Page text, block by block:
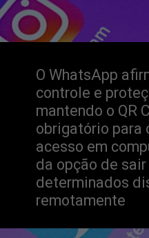
O WhatsApp
controle e
mantendo o QR
obrigatório para
acesso em
da opção de sair
determinados
remotamente